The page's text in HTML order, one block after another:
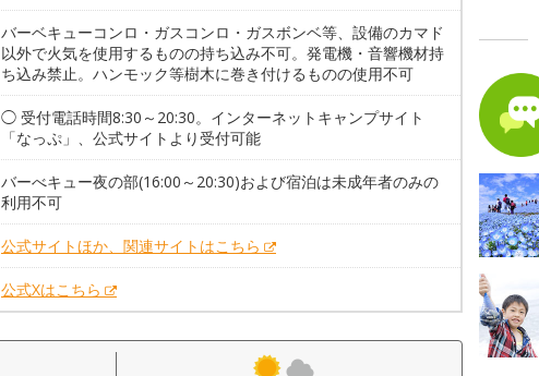
バーベキューコンロ・ガスコンロ・ガスボンベ等、設備のカマド
以外で火気を使用するものの持ち込み不可。発電機・音響機材持
ち込み禁止。ハンモック等樹木に巻き付けるものの使用不可
◯ 受付電話時間8:30～20:30。インターネットキャンプサイト
「なっぷ」、公式サイトより受付可能
バーべキュー夜の部(16:00～20:30)および宿泊は未成年者のみの
利用不可
公式サイトほか、関連サイトはこちら
公式Xはこちら